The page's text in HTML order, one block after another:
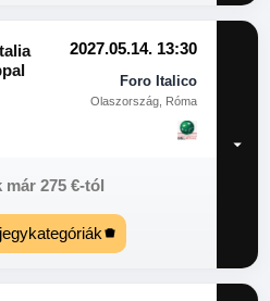
2027.05.14. 13:30
Foro Italico
Olaszország, Róma
már 275 €-tól